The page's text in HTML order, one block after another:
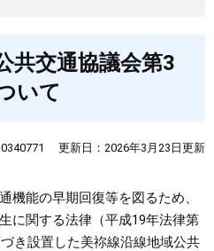
共交通協議会第3
いて
更新日：2026年3月23日更新
能の早期回復等を図るため、
に関する法律（平成19年法律第
き設置した美祢線沿線地域公共